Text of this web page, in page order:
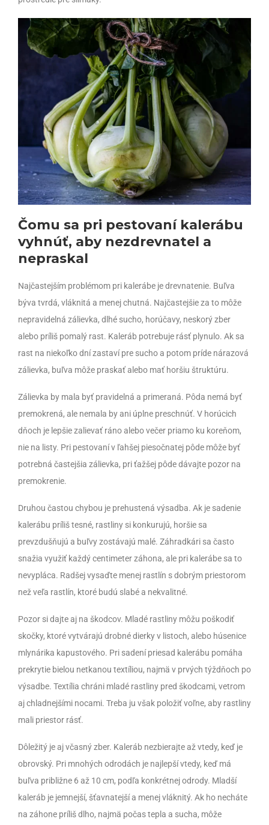
Čomu sa pri pestovaní kalerábu
vyhnúť, aby nezdrevnatel a
nepraskal
Najčastejším problémom pri kalerábe je drevnatenie. Buľva
býva tvrdá, vláknitá a menej chutná. Najčastejšie za to môže
nepravidelná zálievka, dlhé sucho, horúčavy, neskorý zber
alebo príliš pomalý rast. Kaleráb potrebuje rásť plynulo. Ak sa
rast na niekoľko dní zastaví pre sucho a potom príde nárazová
zálievka, buľva môže praskať alebo mať horšiu štruktúru.
Zálievka by mala byť pravidelná a primeraná. Pôda nemá byť
premokrená, ale nemala by ani úplne preschnúť. V horúcich
dňoch je lepšie zalievať ráno alebo večer priamo ku koreňom,
nie na listy. Pri pestovaní v ľahšej piesočnatej pôde môže byť
potrebná častejšia zálievka, pri ťažšej pôde dávajte pozor na
premokrenie.
Druhou častou chybou je prehustená výsadba. Ak je sadenie
kalerábu príliš tesné, rastliny si konkurujú, horšie sa
prevzdušňujú a buľvy zostávajú malé. Záhradkári sa často
snažia využiť každý centimeter záhona, ale pri kalerábe sa to
nevypláca. Radšej vysaďte menej rastlín s dobrým priestorom
než veľa rastlín, ktoré budú slabé a nekvalitné.
Pozor si dajte aj na škodcov. Mladé rastliny môžu poškodiť
skočky, ktoré vytvárajú drobné dierky v listoch, alebo húsenice
mlynárika kapustového. Pri sadení priesad kalerábu pomáha
prekrytie bielou netkanou textíliou, najmä v prvých týždňoch po
výsadbe. Textília chráni mladé rastliny pred škodcami, vetrom
aj chladnejšími nocami. Treba ju však položiť voľne, aby rastliny
mali priestor rásť.
Dôležitý je aj včasný zber. Kaleráb nezbierajte až vtedy, keď je
obrovský. Pri mnohých odrodách je najlepší vtedy, keď má
buľva približne 6 až 10 cm, podľa konkrétnej odrody. Mladší
kaleráb je jemnejší, šťavnatejší a menej vláknitý. Ak ho necháte
na záhone príliš dlho, najmä počas tepla a sucha, môže